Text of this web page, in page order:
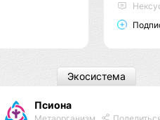
Псиона
Экосистема